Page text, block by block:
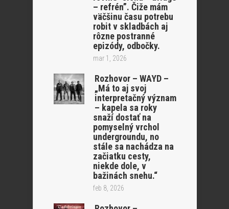
– refrén”. Čiže mám
väčšinu času potrebu
robit v skladbách aj
rôzne postranné
epizódy, odbočky.
mar 1, 2026
Rozhovor – WAYD –
„Má to aj svoj
interpretačný význam
– kapela sa roky
snaží dostať na
pomyselný vrchol
undergroundu, no
stále sa nachádza na
začiatku cesty,
niekde dole, v
bažinách snehu.“
feb 8, 2026